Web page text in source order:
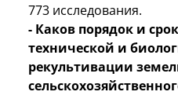
773 исследования.
- Каков порядок и
технической и
рекультивации